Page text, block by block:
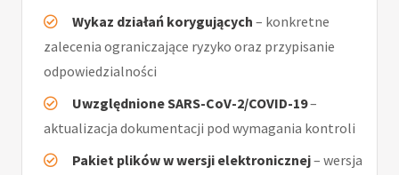
Wykaz działań korygujących – konkretne
zalecenia ograniczające ryzyko oraz przypisanie
odpowiedzialności
Uwzględnione SARS-CoV-2/COVID-19–
aktualizacja dokumentacji pod wymagania kontroli
Pakiet plików w wersji elektronicznej– wersja